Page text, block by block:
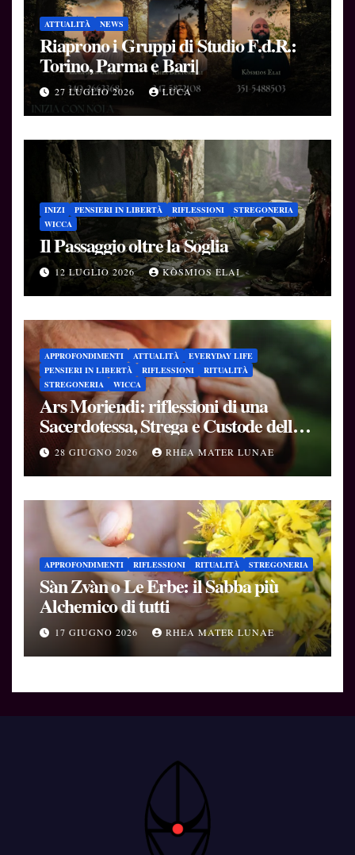
ATTUALITÀ NEWS
Riaprono i Gruppi di Studio F.d.R.:
Torino, Parma e Bari|
27 LUGLIO 2026 LUCA
INIZI PENSIERI IN LIBERTÀ RIFLESSIONI
STREGONERIA
WICCA
Il Passaggio oltre la Soglia
12 LUGLIO 2026 KÒSMIOS ELAI
APPROFONDIMENTI ATTUALITÀ
EVERYDAY LIFE
PENSIERI IN LIBERTÀ
RIFLESSIONI
RITUALITÀ
STREGONERIA
WICCA
Ars Moriendi: riflessioni di una
Sacerdotessa, Strega e Custode delle
Soglie
28 GIUGNO 2026 RHEA MATER LUNAE
APPROFONDIMENTI RIFLESSIONI RITUALITÀ STREGONERIA
Sàn Zvàn o Le Erbe: il Sabba più
Alchemico di tutti
17 GIUGNO 2026 RHEA MATER LUNAE